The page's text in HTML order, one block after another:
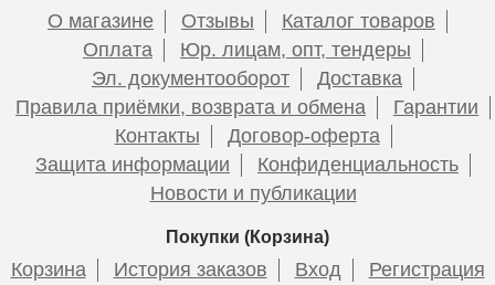
О магазине Отзывы
Каталог товаров
Оплата
Юр. лицам, опт, тендеры
Эл. документооборот
Доставка
Правила приёмки, возврата и обмена
Гарантии
Контакты
Договор-оферта
Защита информации
Конфиденциальность
Новости и публикации
Покупки (Корзина)
Корзина История заказов Вход Регистрация